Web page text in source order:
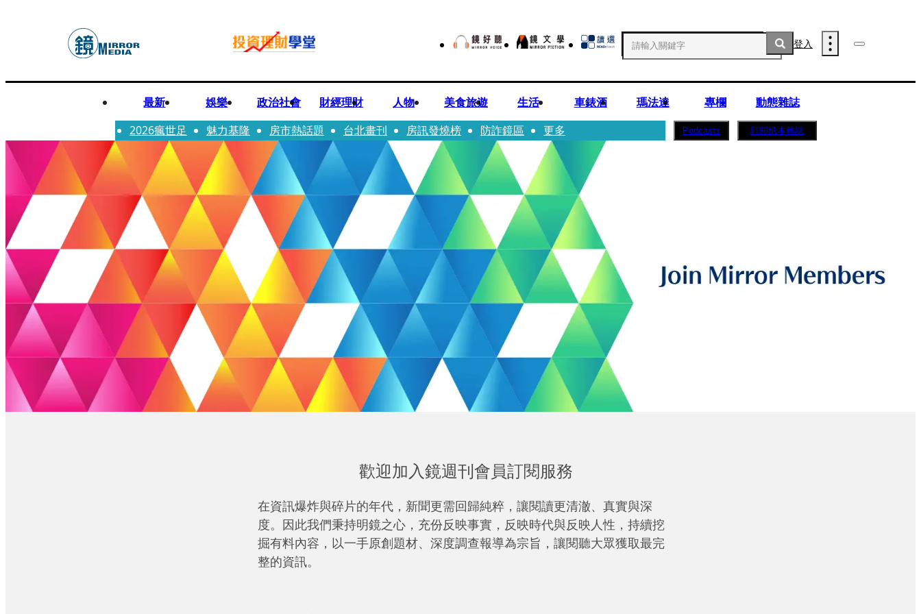
登入
最新 娛樂 政治社會 財經理財 人物 美食旅遊 生活 車錶酒 瑪法達 專欄
動態雜誌
2026瘋世足
魅力基隆 房市熱話題 台北畫刊 房訊發燒榜 防詐鏡區 更多 Podcasts 訂閱紙本雜誌
歡迎加入鏡週刊會員訂閱服務
在資訊爆炸與碎片的年代，新聞更需回歸純粹，讓閱讀更清澈、真實與深
度。因此我們秉持明鏡之心，充份反映事實，反映時代與反映人性，持續挖
掘有料內容，以一手原創題材、深度調查報導為宗旨，讓閱聽大眾獲取最完
整的資訊。